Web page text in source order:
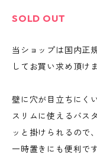
SOLD OUT
当ショップは国内正
してお買い求め頂け
壁に穴が目立ちにく
スリムに使えるバス
ッと掛けられるので
一時置きにも便利です